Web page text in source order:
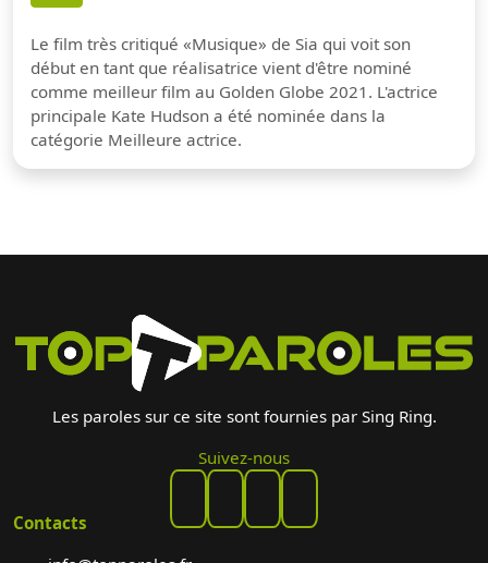
Le film très critiqué «Musique» de Sia qui voit son
début en tant que réalisatrice vient d'être nominé
comme meilleur film au Golden Globe 2021. L'actrice
principale Kate Hudson a été nominée dans la
catégorie Meilleure actrice.
Les paroles sur ce site sont fournies par Sing Ring.
Suivez-nous
Contacts